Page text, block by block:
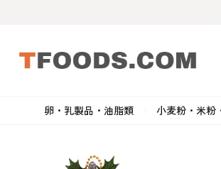
卵・乳製品・油脂類
バター
小麦粉・米粉